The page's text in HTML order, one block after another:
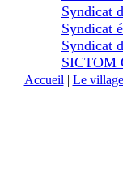
Syndicat
Syndicat
Syndicat
SICTOM
Accueil | Le village